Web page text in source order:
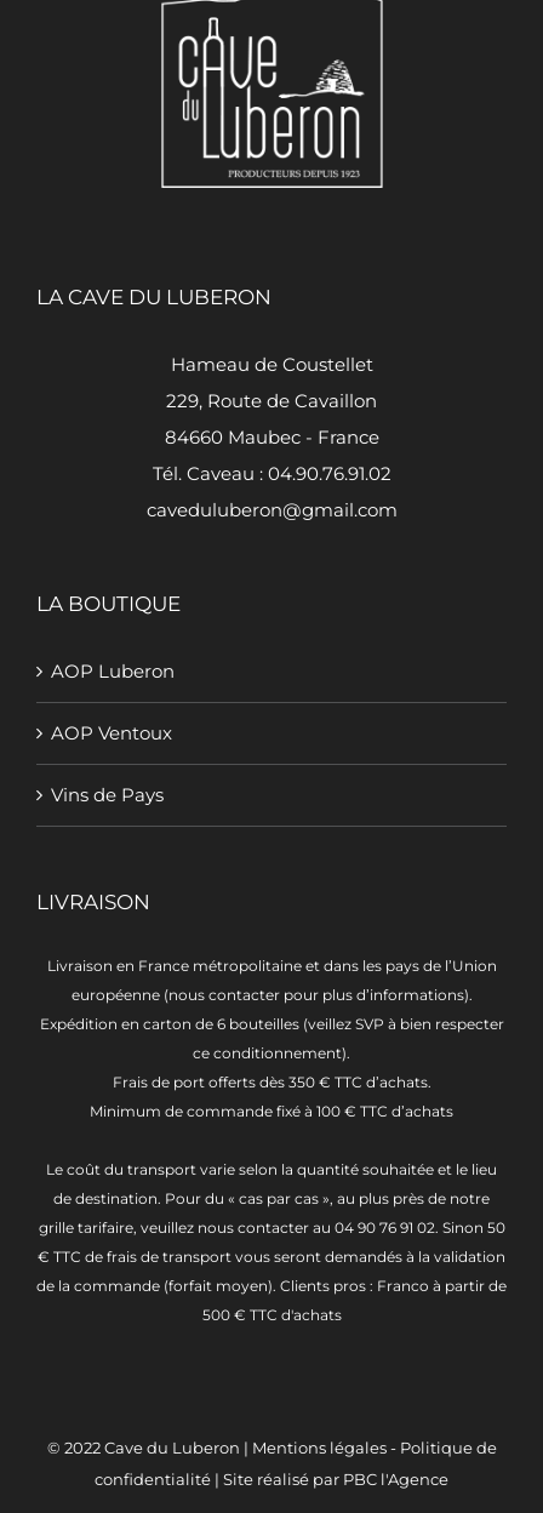
LA CAVE DU LUBERON
Hameau de Coustellet
229, Route de Cavaillon
84660 Maubec - France
Tél. Caveau : 04.90.76.91.02
caveduluberon@gmail.com
LA BOUTIQUE
AOP Luberon
AOP Ventoux
Vins de Pays
LIVRAISON
Livraison en France métropolitaine et dans les pays de l’Union
européenne (nous contacter pour plus d’informations).
Expédition en carton de 6 bouteilles (veillez SVP à bien respecter
ce conditionnement).
Frais de port offerts dès 350 € TTC d’achats.
Minimum de commande fixé à 100 € TTC d’achats
Le coût du transport varie selon la quantité souhaitée et le lieu
de destination. Pour du « cas par cas », au plus près de notre
grille tarifaire, veuillez nous contacter au 04 90 76 91 02. Sinon 50
€ TTC de frais de transport vous seront demandés à la validation
de la commande (forfait moyen). Clients pros : Franco à partir de
500 € TTC d'achats
© 2022Cave du Luberon | Mentions légales- Politique de
confidentialité | Site réalisé par PBC l'Agence